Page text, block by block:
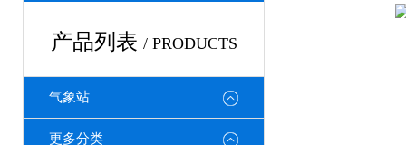
产品列表 / PRODUCTS
气象站
更多分类